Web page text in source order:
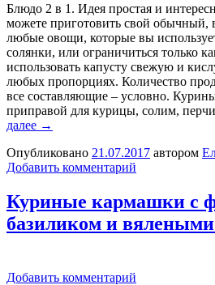
Блюдо 2 в 1. Идея простая и
можете приготовить свой обычный,
любые овощи, которые вы
солянки, или ограничиться только
использовать капусту свежую и
любых пропорциях. Количество
все составляющие – условно.
приправой для курицы, солим,
далее →
Опубликовано 21.07.2017 автором
Добавить комментарий
Куриные кармашки с
базиликом и
Добавить комментарий